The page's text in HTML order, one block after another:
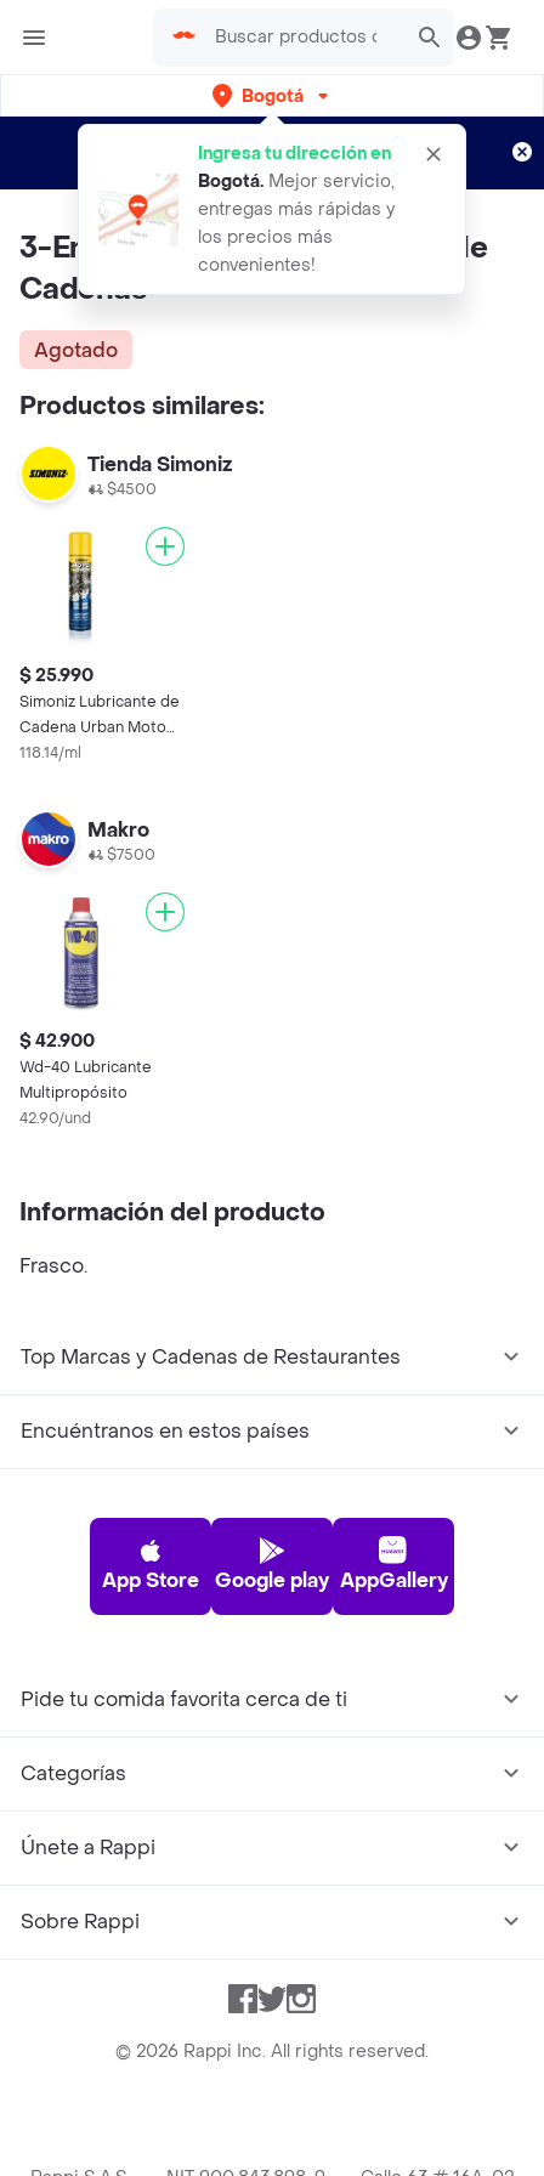
Bogotá
Ingresa tu dirección en
Bogotá. Mejor servicio,
entregas más rápidas y
los precios más
convenientes!
envíos gratis por semanas
Aplican TyC
3-En-Uno Técnico Lubricante de
Cadenas
Agotado
Productos similares:
Tienda Simoniz
$4500
$ 25.990
Simoniz Lubricante de
Cadena Urban Moto
Bien
118.14/ml
Makro
$7500
$ 42.900
Wd-40 Lubricante
Multipropósito
42.90/und
Información del producto
Frasco.
Top Marcas y Cadenas de Restaurantes
Encuéntranos en estos países
App Store Google play AppGallery
Pide tu comida favorita cerca de ti
Categorías
Únete a Rappi
Sobre Rappi
Facebook
TwitterInstagram
© 2026 Rappi Inc. All rights reserved.